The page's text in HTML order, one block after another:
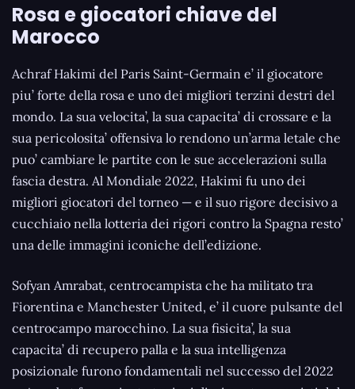
Rosa e giocatori chiave del
Marocco
Achraf Hakimi del Paris Saint-Germain e’ il giocatore
piu’ forte della rosa e uno dei migliori terzini destri del
mondo. La sua velocita’, la sua capacita’ di crossare e la
sua pericolosita’ offensiva lo rendono un’arma letale che
puo’ cambiare le partite con le sue accelerazioni sulla
fascia destra. Al Mondiale 2022, Hakimi fu uno dei
migliori giocatori del torneo — e il suo rigore decisivo a
cucchiaio nella lotteria dei rigori contro la Spagna resto’
una delle immagini iconiche dell’edizione.
Sofyan Amrabat, centrocampista che ha militato tra
Fiorentina e Manchester United, e’ il cuore pulsante del
centrocampo marocchino. La sua fisicita’, la sua
capacita’ di recupero palla e la sua intelligenza
posizionale furono fondamentali nel successo del 2022